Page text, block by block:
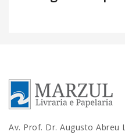
Av. Prof. Dr. Augusto Abreu